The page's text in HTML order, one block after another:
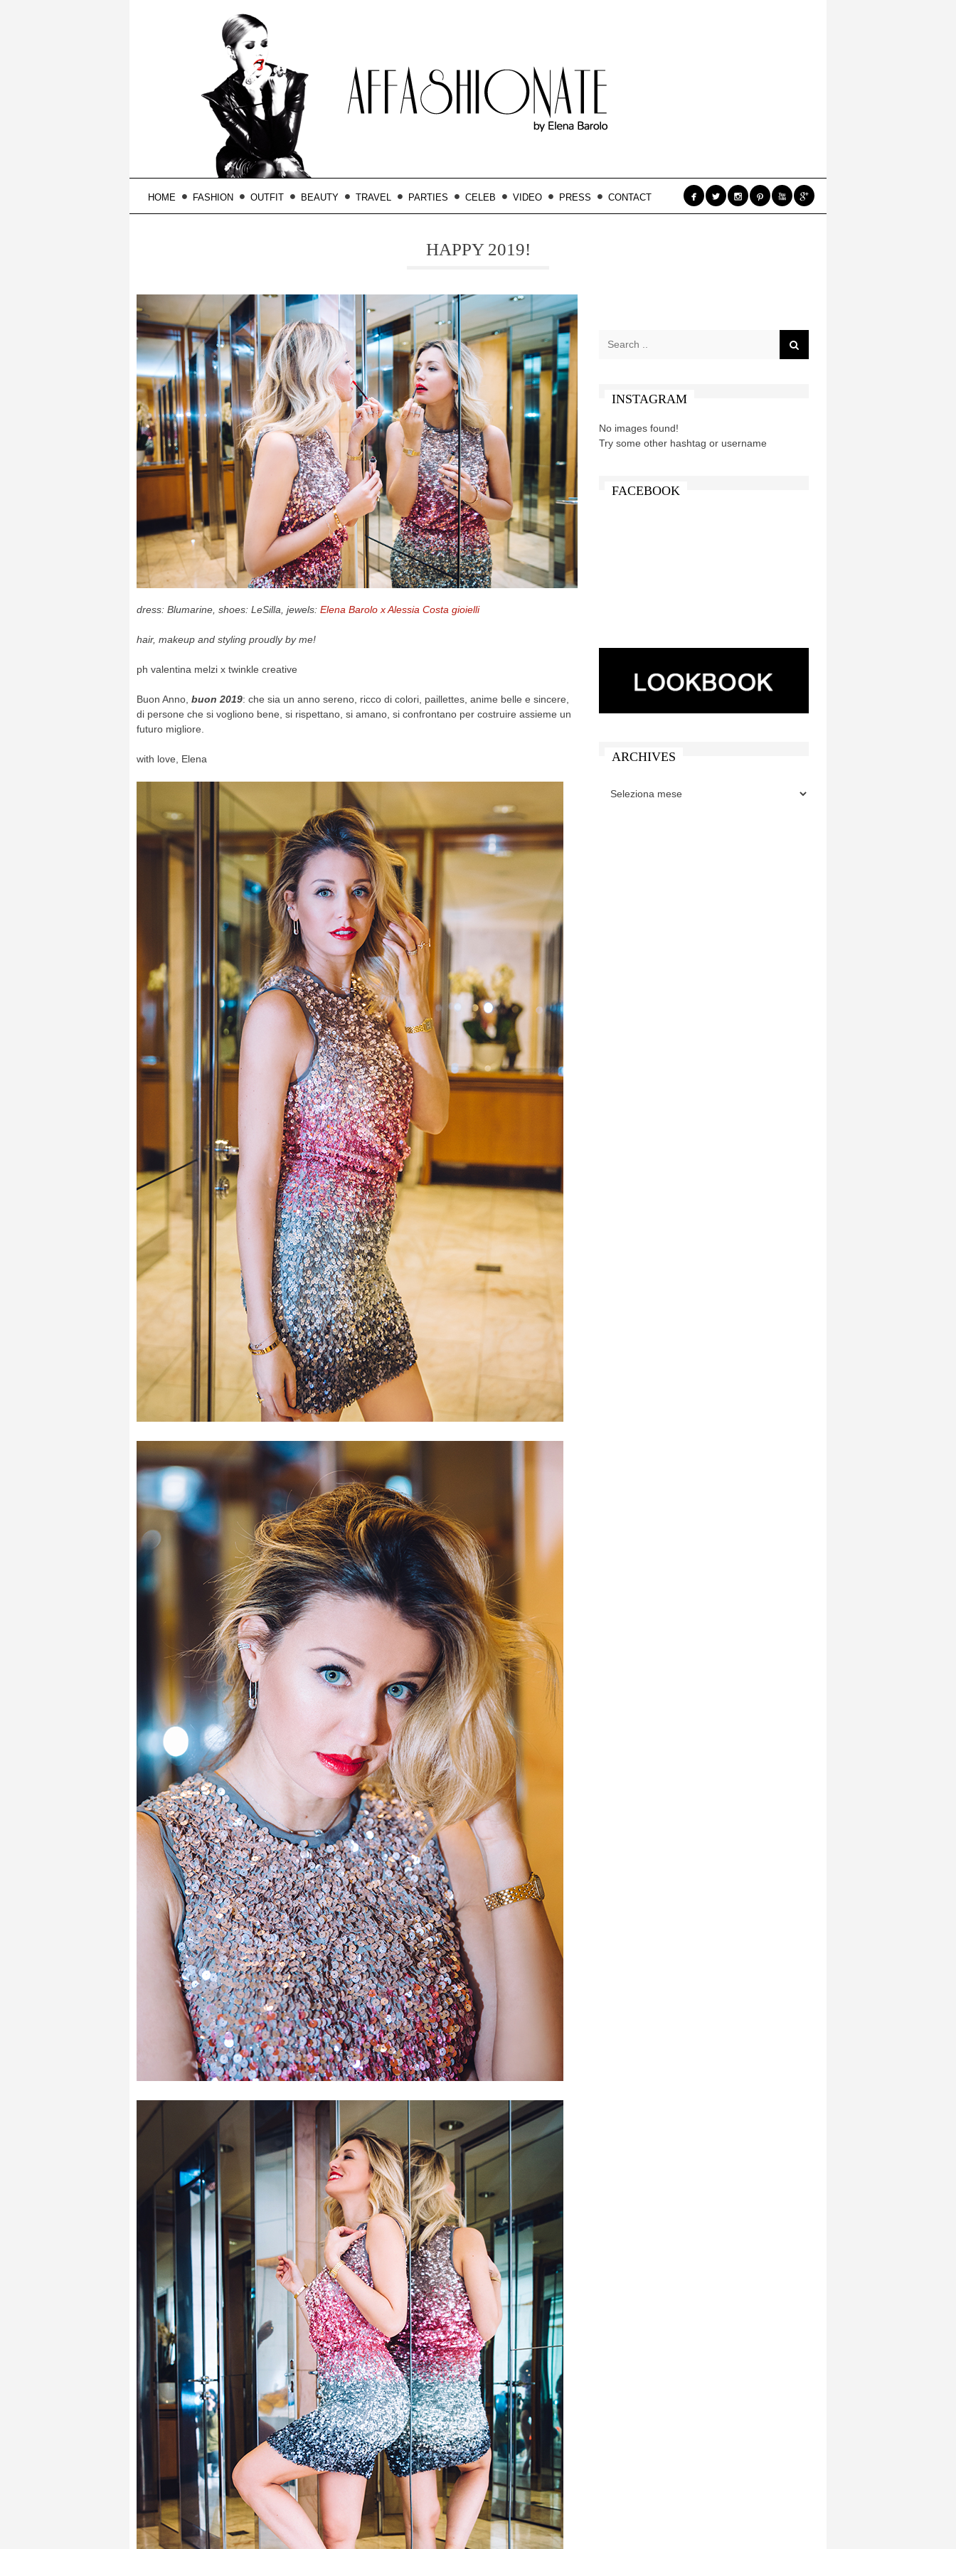
HOME FASHION OUTFIT BEAUTY TRAVEL PARTIES CELEB VIDEO PRESS CONTACT      
HAPPY 2019!
dress: Blumarine, shoes: LeSilla, jewels: Elena Barolo x Alessia Costa gioielli
hair, makeup and styling proudly by me!
ph valentina melzi x twinkle creative
Buon Anno, buon 2019: che sia un anno sereno, ricco di colori, paillettes, anime belle e sincere,
di persone che si vogliono bene, si rispettano, si amano, si confrontano per costruire assieme un
futuro migliore.
with love, Elena
INSTAGRAM
No images found!
Try some other hashtag or username
FACEBOOK
ARCHIVES